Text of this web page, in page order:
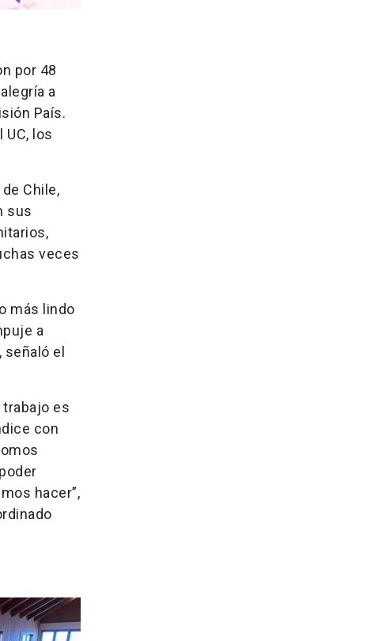
por 48
a
País.
los
Chile,
sus
veces
más lindo
a
señaló el
es
con
hacer”,